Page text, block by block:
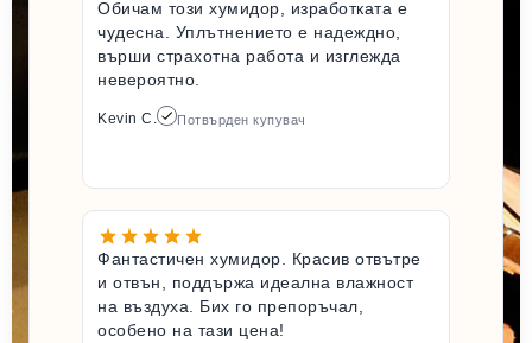
Обичам този хумидор, изработката е
чудесна. Уплътнението е надеждно,
върши страхотна работа и изглежда
невероятно.
Kevin C. Потвърден купувач
Фантастичен хумидор. Красив отвътре
и отвън, поддържа идеална влажност
на въздуха. Бих го препоръчал,
особено на тази цена!